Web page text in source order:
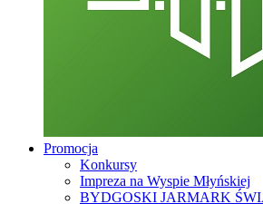
Promocja
Konkursy
Impreza na Wyspie Młyńskiej
BYDGOSKI JARMARK